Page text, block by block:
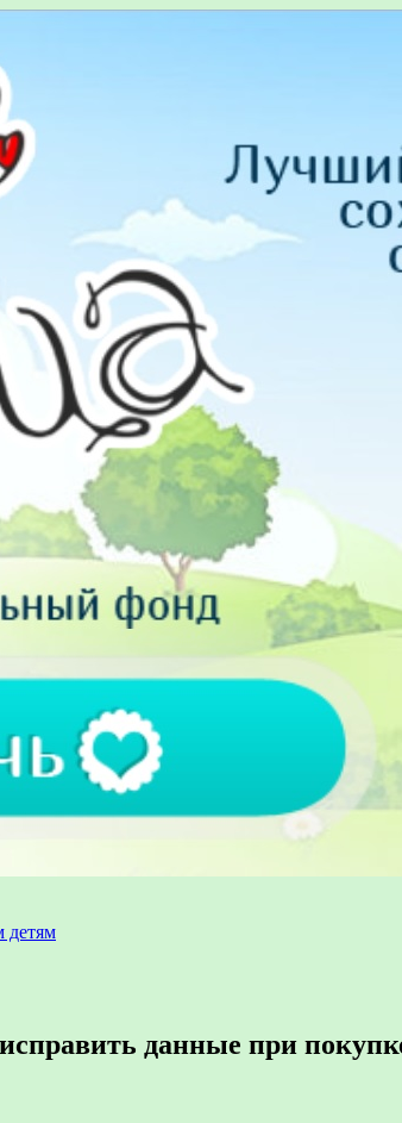
детям
данные при